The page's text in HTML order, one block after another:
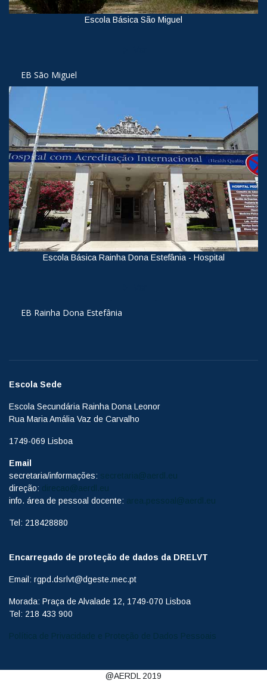
Escola Básica São Miguel
EB São Miguel
Escola Básica Rainha Dona Estefânia - Hospital
EB Rainha Dona Estefânia
Escola Sede
Escola Secundária Rainha Dona Leonor
Rua Maria Amália Vaz de Carvalho
1749-069 Lisboa
Email
secretaria/informações: secretaria@aerdl.eu
direção: direcao@aerdl.eu
info. área de pessoal docente: area.pessoal@aerdl.eu
Tel: 218428880
Encarregado de proteção de dados da DRELVT
Email: rgpd.dsrlvt@dgeste.mec.pt
Morada: Praça de Alvalade 12, 1749-070 Lisboa
Tel: 218 433 900
Política de Privacidade e Proteção de Dados Pessoais
@AERDL 2019